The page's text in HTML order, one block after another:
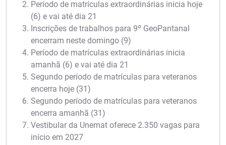
Período de matrículas extraordinárias inicia hoje
(6) e vai até dia 21
Inscrições de trabalhos para 9º GeoPantanal
encerram neste domingo (9)
Período de matrículas extraordinárias inicia
amanhã (6) e vai até dia 21
Segundo período de matrículas para veteranos
encerra hoje (31)
Segundo período de matrículas para veteranos
encerra amanhã (31)
Vestibular da Unemat oferece 2.350 vagas para
início em 2027